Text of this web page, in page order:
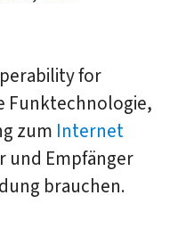
for
Funktechnologie,
zum Internet
und Empfänger
brauchen.